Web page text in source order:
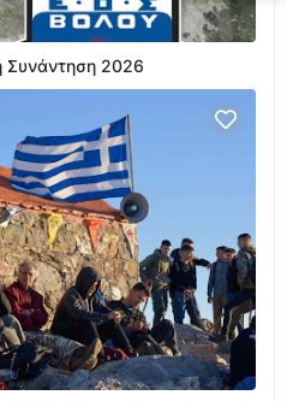
Συνάντηση 2026